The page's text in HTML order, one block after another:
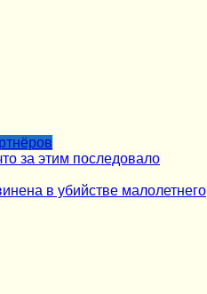
за этим последовало
в убийстве малолетнего